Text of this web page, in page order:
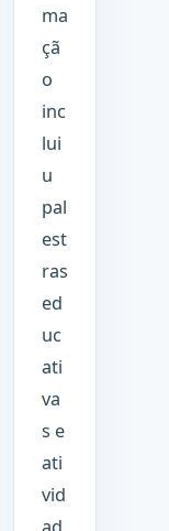
ma
çã
o
inc
lui
u
pal
est
ras
ed
uc
ati
va
s e
ati
vid
ad